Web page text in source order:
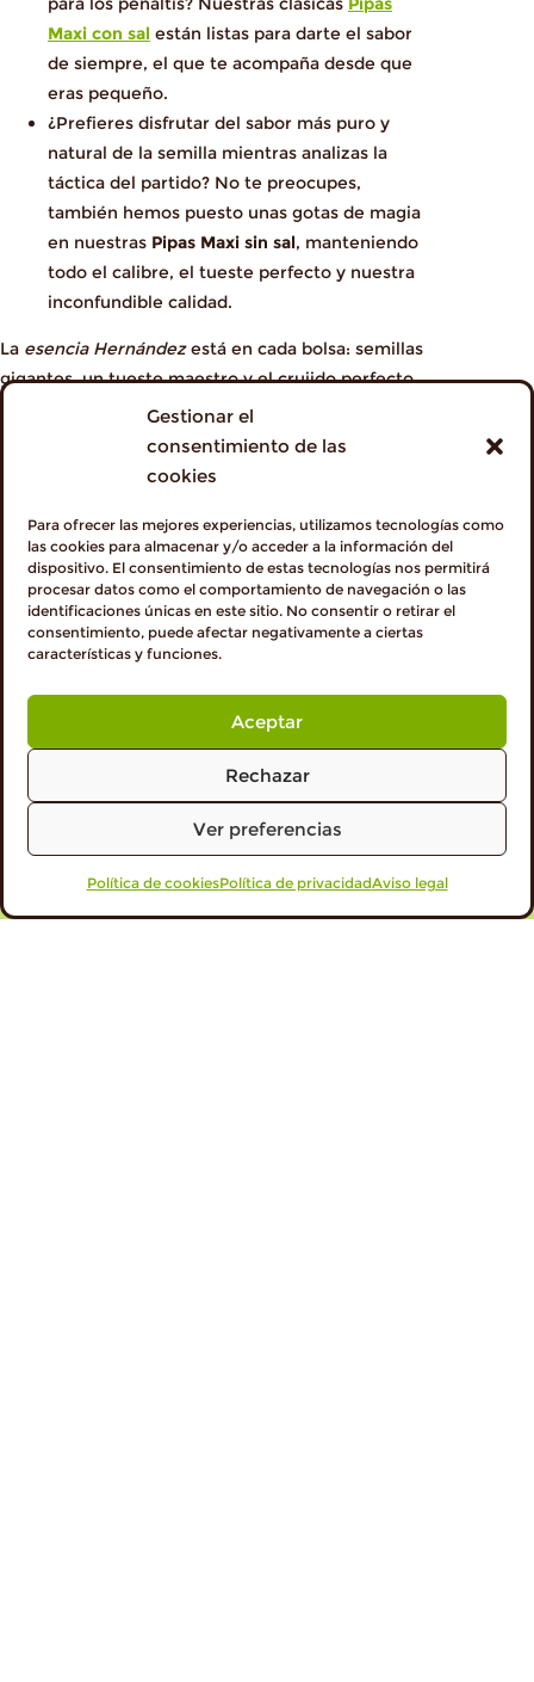
Gestionar el
consentimiento de las
cookies
Para ofrecer las mejores experiencias, utilizamos tecnologías como
las cookies para almacenar y/o acceder a la información del
dispositivo. El consentimiento de estas tecnologías nos permitirá
procesar datos como el comportamiento de navegación o las
identificaciones únicas en este sitio. No consentir o retirar el
consentimiento, puede afectar negativamente a ciertas
características y funciones.
Aceptar
Rechazar
Ver preferencias
Política de cookiesPolítica de privacidadAviso legal
Maxi con sal están listas para darte el sabor
de siempre, el que te acompaña desde que
eras pequeño.
¿Prefieres disfrutar del sabor más puro y
natural de la semilla mientras analizas la
táctica del partido? No te preocupes,
también hemos puesto unas gotas de magia
en nuestras Pipas Maxi sin sal, manteniendo
todo el calibre, el tueste perfecto y nuestra
inconfundible calidad.
La esencia Hernándezestá en cada bolsa: semillas
gigantes, un tueste maestro y el crujido perfecto.
¡Ficha la Edición Especial antes de
que se agote!
estar vacía en el próximo partido de España. No
dejes que te pillen en fuera de juego.
Hazte ya con el picoteo de los campeones.
Encuentra tuEdición Especial Mundial de Pipas
Otras entradas
VISITA PROFESIONALES